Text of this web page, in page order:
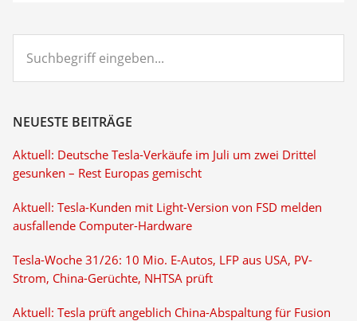
eingeben...
NEUESTE BEITRÄGE
Aktuell: Deutsche Tesla-Verkäufe im Juli um zwei Drittel
gesunken – Rest Europas gemischt
Aktuell: Tesla-Kunden mit Light-Version von FSD melden
ausfallende Computer-Hardware
Tesla-Woche 31/26: 10 Mio. E-Autos, LFP aus USA, PV-
Strom, China-Gerüchte, NHTSA prüft
Aktuell: Tesla prüft angeblich China-Abspaltung für Fusion